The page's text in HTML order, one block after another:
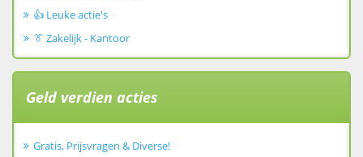
👍 Leuke actie's
👔 Zakelijk - Kantoor
Geld verdien acties
Gratis, Prijsvragen & Diverse!